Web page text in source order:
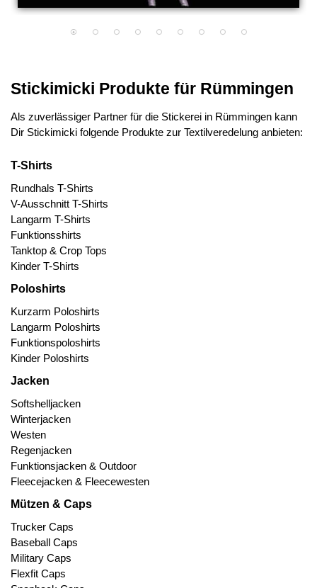
Stickimicki Produkte für Rümmingen
Als zuverlässiger Partner für die Stickerei in Rümmingen kann
Dir Stickimicki folgende Produkte zur Textilveredelung anbieten:
T-Shirts
Rundhals T-Shirts
V-Ausschnitt T-Shirts
Langarm T-Shirts
Funktionsshirts
Tanktop & Crop Tops
Kinder T-Shirts
Poloshirts
Kurzarm Poloshirts
Langarm Poloshirts
Funktionspoloshirts
Kinder Poloshirts
Jacken
Softshelljacken
Winterjacken
Westen
Regenjacken
Funktionsjacken & Outdoor
Fleecejacken & Fleecewesten
Mützen & Caps
Trucker Caps
Baseball Caps
Military Caps
Flexfit Caps